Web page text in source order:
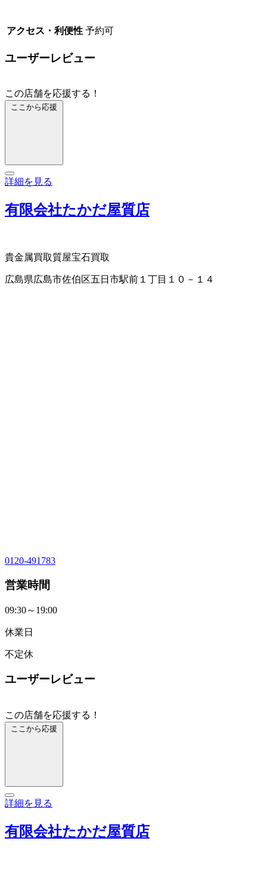
アクセス・利便性 予約可
ユーザーレビュー
この店舗を応援する！
ここから応援
詳細を見る
有限会社たかだ屋質店
貴金属買取質屋宝石買取
広島県広島市佐伯区五日市駅前１丁目１０－１４
0120-491783
営業時間
09:30～19:00
休業日
不定休
ユーザーレビュー
この店舗を応援する！
ここから応援
詳細を見る
有限会社たかだ屋質店